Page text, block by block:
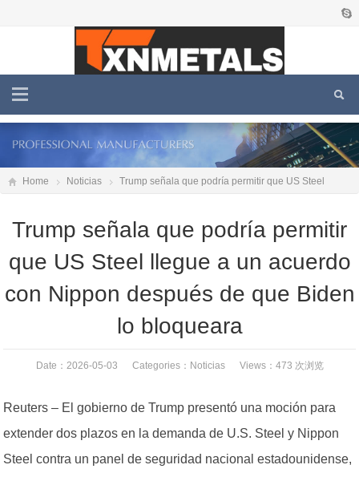
Home Noticias Trump señala que podría permitir que US Steel
Trump señala que podría permitir
que US Steel llegue a un acuerdo
con Nippon después de que Biden
lo bloqueara
Date：2026-05-03 Categories： NoticiasViews：473 次浏览
Reuters – El gobierno de Trump presentó una moción para
extender dos plazos en la demanda de U.S. Steel y Nippon
Steel contra un panel de seguridad nacional estadounidense,